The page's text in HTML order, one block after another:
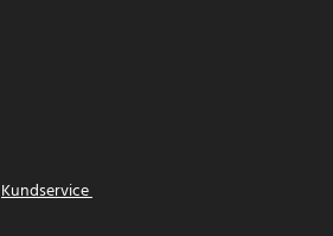
Kundservice